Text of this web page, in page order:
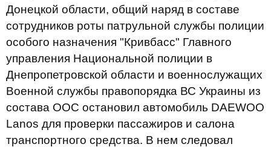
Донецкой области, общий наряд в составе
сотрудников роты патрульной службы полиции
особого назначения "Кривбасс" Главного
управления Национальной полиции в
Днепропетровской области и военнослужащих
Военной службы правопорядка ВС Украины из
состава ООС остановил автомобиль DAEWOO
Lanos для проверки пассажиров и салона
транспортного средства. В нем следовал